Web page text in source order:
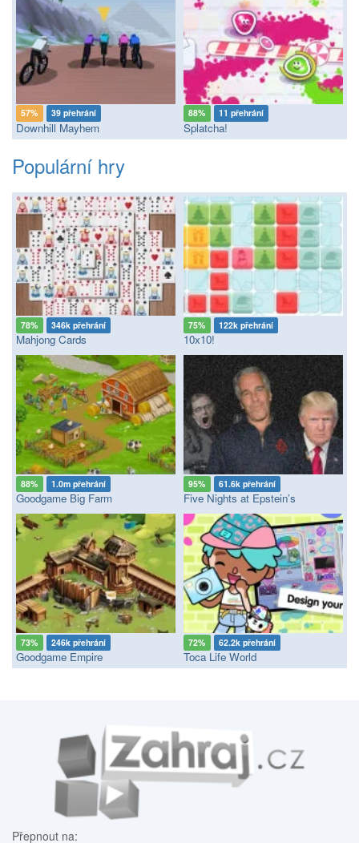
57% 39 přehrání
Downhill Mayhem
88% 11 přehrání
Splatcha!
Populární hry
78% 346k přehrání
Mahjong Cards
75% 122k přehrání
10x10!
88% 1.0m přehrání
Goodgame Big Farm
95% 61.6k přehrání
Five Nights at Epstein’s
73% 246k přehrání
Goodgame Empire
72% 62.2k přehrání
Toca Life World
Přepnout na: